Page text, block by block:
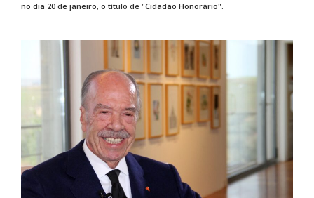
no dia 20 de janeiro, o título de "Cidadão Honorário".